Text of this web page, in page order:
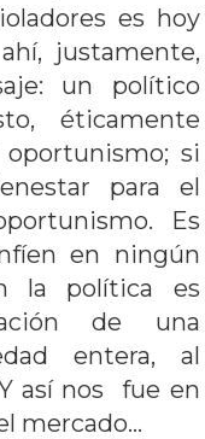
es hoy
justamente,
un político
éticamente
si
para el
Es
en ningún
la política es
de una
entera, al
así nos fue en
mercado…